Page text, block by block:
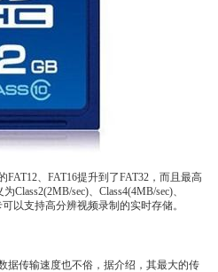
、FAT16提升到了FAT32，而且最高
sec)、Class4(4MB/sec)、
以支持高分辨视频录制的实时存储。
据传输速度也不俗，据介绍，其最大的传